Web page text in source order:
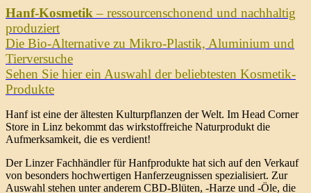
Hanf-Kosmetik – ressourcenschonend und nachhaltig
produziert
Die Bio-Alternative zu Mikro-Plastik, Aluminium und
Tierversuche
Sehen Sie hier ein Auswahl der beliebtesten Kosmetik-
Produkte
Hanf ist eine der ältesten Kulturpflanzen der Welt. Im Head Corner
Store in Linz bekommt das wirkstoffreiche Naturprodukt die
Aufmerksamkeit, die es verdient!
Der Linzer Fachhändler für Hanfprodukte hat sich auf den Verkauf
von besonders hochwertigen Hanferzeugnissen spezialisiert. Zur
Auswahl stehen unter anderem CBD-Blüten, -Harze und -Öle, die